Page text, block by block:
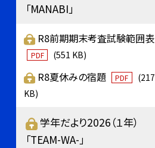
「MANABI」
R8前期期末考査試験範囲表
PDF (551 KB)
R8夏休みの宿題 PDF
(217
KB)
学年だより2026（１年）
「TEAM-WA-」